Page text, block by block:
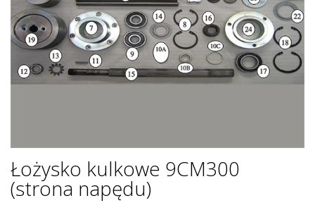
Łożysko kulkowe 9CM300
(strona napędu)